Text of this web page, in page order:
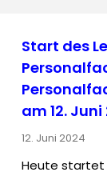
Start des
am 12. Juni
12. Juni 2024
Heute startet